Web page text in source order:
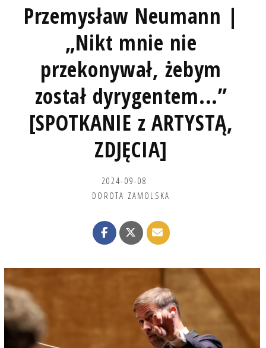
Przemysław Neumann |
„Nikt mnie nie
przekonywał, żebym
został dyrygentem...”
[SPOTKANIE z ARTYSTĄ,
ZDJĘCIA]
2024-09-08
DOROTA ZAMOLSKA